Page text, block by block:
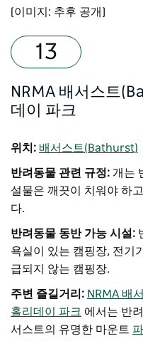
[이미지: 추후 공개]
NRMA 배서스트
데이 파크
위치: 배서스트(Bathurst)
반려동물 관련 규정: 개는
설물은 깨끗이 치워야 하
다.
반려동물 동반 가능 시설:
욕실이 있는 캠핑장, 전기
급되지 않는 캠핑장.
주변 즐길거리: NRMA 배
홀리데이 파크 에서는 반
서스트의 유명한 마운트